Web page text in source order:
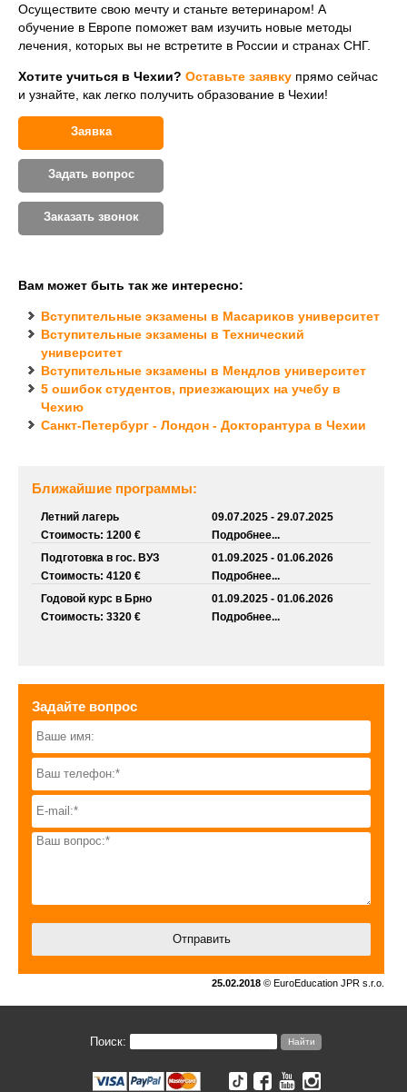
Осуществите свою мечту и станьте ветеринаром! А
обучение в Европе поможет вам изучить новые методы
лечения, которых вы не встретите в России и странах СНГ.
Хотите учиться в Чехии? Оставьте заявку прямо сейчас
и узнайте, как легко получить образование в Чехии!
Заявка
Задать вопрос
Заказать звонок
Вам может быть так же интересно:
Вступительные экзамены в Масариков университет
Вступительные экзамены в Технический
университет
Вступительные экзамены в Мендлов университет
5 ошибок студентов, приезжающих на учебу в
Чехию
Санкт-Петербург - Лондон - Докторантура в Чехии
Ближайшие программы:
Летний лагерь
Стоимость: 1200 €
09.07.2025 - 29.07.2025
Подробнее...
Подготовка в гос. ВУЗ
Стоимость: 4120 €
01.09.2025 - 01.06.2026
Подробнее...
Годовой курс в Брно
Стоимость: 3320 €
01.09.2025 - 01.06.2026
Подробнее...
Задайте вопрос
25.02.2018 © EuroEducation JPR s.r.o.
Поиск: